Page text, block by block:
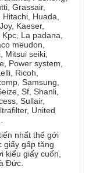
Grassair,
Huada,
Kaeser,
La padana,
meudon,
Mitsui seiki,
Power system,
Ricoh,
Samsung,
Sf, Shanli,
Sullair,
United
nhất thế gới
giấy gấp tăng
kiểu giấy cuốn,
Đức.